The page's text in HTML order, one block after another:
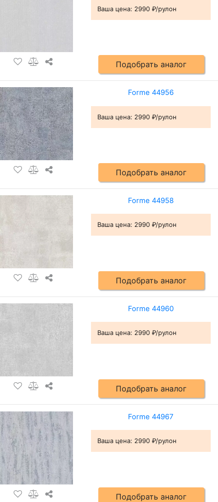
Ваша цена: 2990 ₽/рулон
Подобрать аналог
Forme 44956
Ваша цена: 2990 ₽/рулон
Подобрать аналог
Forme 44958
Ваша цена: 2990 ₽/рулон
Подобрать аналог
Forme 44960
Ваша цена: 2990 ₽/рулон
Подобрать аналог
Forme 44967
Ваша цена: 2990 ₽/рулон
Подобрать аналог